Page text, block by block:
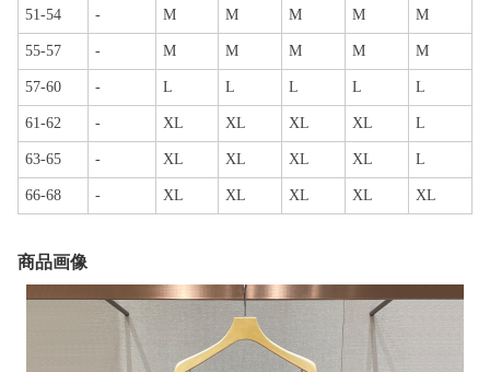
51-54 - M M M M M
55-57 - M M M M M
57-60 - L L L L L
61-62 - XL XL XL XL L
63-65 - XL XL XL XL L
66-68 - XL XL XL XL XL
商品画像